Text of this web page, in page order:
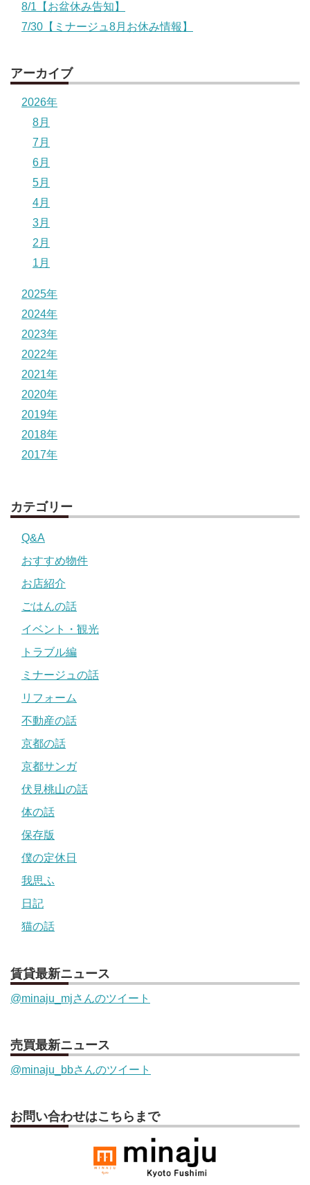
8/1【お盆休み告知】
7/30【ミナージュ8月お休み情報】
アーカイブ
2026年
8月
7月
6月
5月
4月
3月
2月
1月
2025年
2024年
2023年
2022年
2021年
2020年
2019年
2018年
2017年
カテゴリー
Q&A
おすすめ物件
お店紹介
ごはんの話
イベント・観光
トラブル編
ミナージュの話
リフォーム
不動産の話
京都の話
京都サンガ
伏見桃山の話
体の話
保存版
僕の定休日
我思ふ
日記
猫の話
賃貸最新ニュース
@minaju_mjさんのツイート
売買最新ニュース
@minaju_bbさんのツイート
お問い合わせはこちらまで